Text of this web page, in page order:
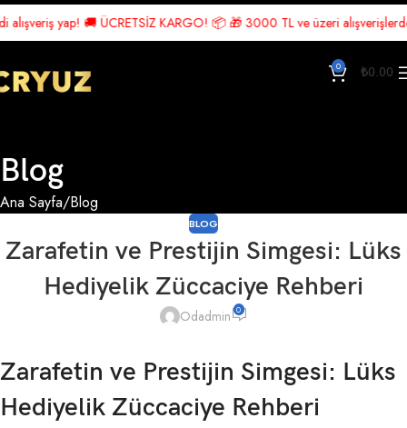
🚚 ÜCRETSİZ KARGO! 📦 🎁 3000 TL ve üzeri alışverişlerde
0 ₺0.00
Blog
Ana Sayfa Blog
BLOG
Zarafetin ve Prestijin Simgesi: Lüks
Hediyelik Züccaciye Rehberi
Odadmin 0
Zarafetin ve Prestijin Simgesi: Lüks
Hediyelik Züccaciye Rehberi